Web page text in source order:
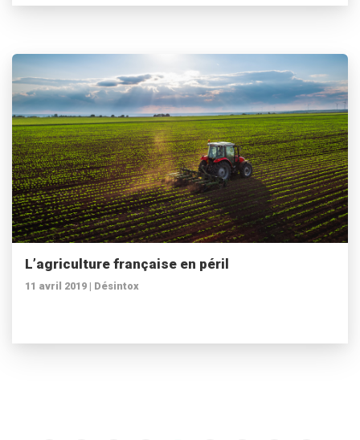
L’agriculture française en péril
11 avril 2019 | Désintox